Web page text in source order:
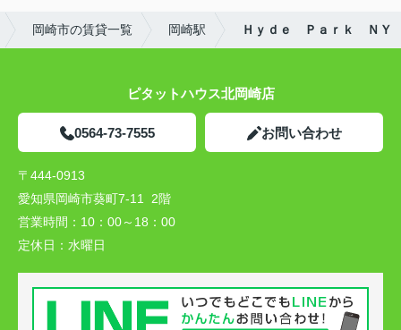
岡崎市の賃貸一覧 岡崎駅 Ｈｙｄｅ Ｐａｒｋ ＮＹ
ピタットハウス北岡崎店
0564-73-7555 お問い合わせ
〒444-0913
愛知県岡崎市葵町7-11 2階
営業時間： 10：00～18：00
定休日： 水曜日